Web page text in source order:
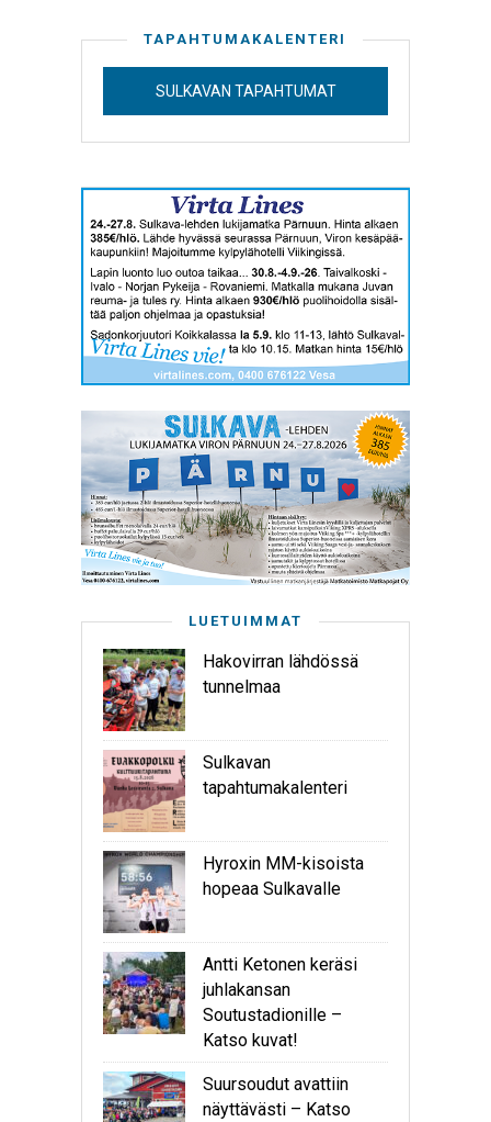
TAPAHTUMAKALENTERI
SULKAVAN TAPAHTUMAT
LUETUIMMAT
Hakovirran lähdössä
tunnelmaa
Sulkavan
tapahtumakalenteri
Hyroxin MM-kisoista
hopeaa Sulkavalle
Antti Ketonen keräsi
juhlakansan
Soutustadionille –
Katso kuvat!
Suursoudut avattiin
näyttävästi – Katso